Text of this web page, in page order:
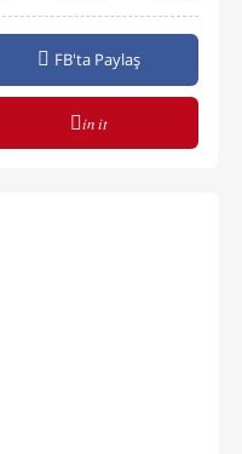
FB'ta Paylaş
in it